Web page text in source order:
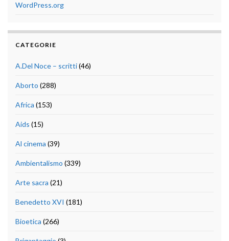
WordPress.org
CATEGORIE
A.Del Noce – scritti(46)
Aborto (288)
Africa (153)
Aids (15)
Al cinema (39)
Ambientalismo (339)
Arte sacra (21)
Benedetto XVI (181)
Bioetica (266)